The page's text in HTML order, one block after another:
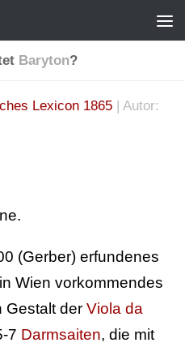
Baryton?
Lexicon 1865 | Autor:
(Gerber) erfundenes
Wien vorkommendes
Gestalt der Viola da
7 Darmsaiten, die mit